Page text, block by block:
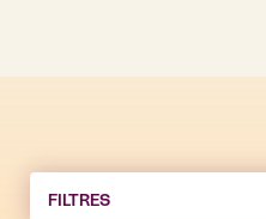
FILTRES